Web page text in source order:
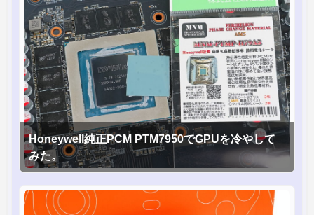
Honeywell純正PCM PTM7950でGPUを冷やして
みた。